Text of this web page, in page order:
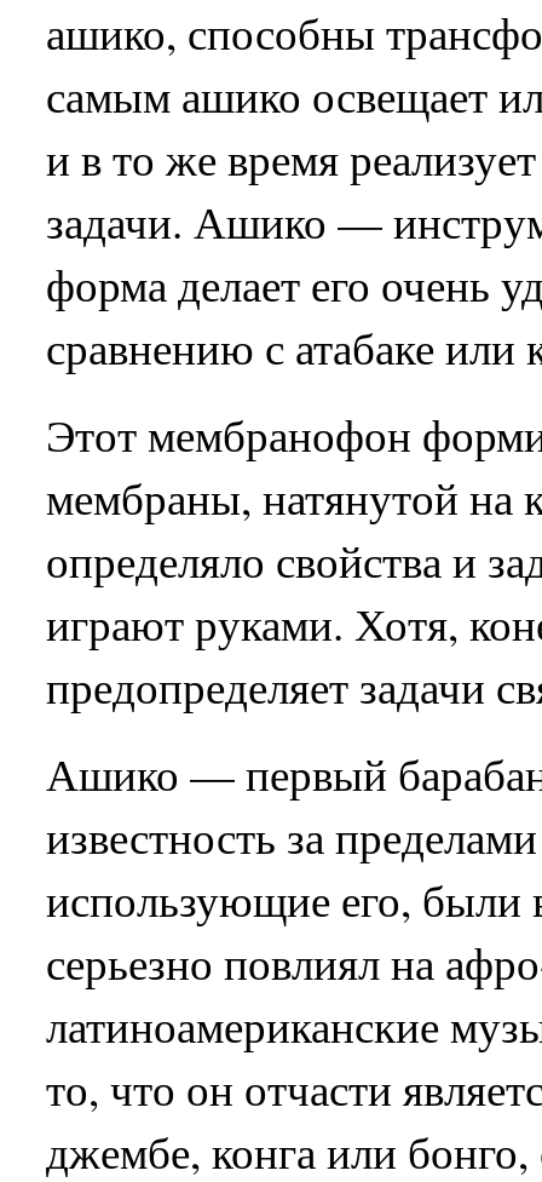
ашико, способны
самым ашико освещает
и в то же время
задачи. Ашико —
форма делает его очень
сравнению с атабаке или
Этот мембранофон
мембраны, натянутой на
определяло свойства и
играют руками. Хотя,
предопределяет задачи
Ашико — первый
известность за
использующие его, были
серьезно повлиял на
латиноамериканские
то, что он отчасти
джембе, конга или